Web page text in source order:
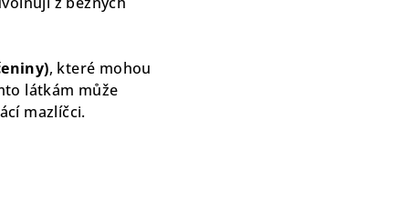
, které mohou
látkám může
mazlíčci.